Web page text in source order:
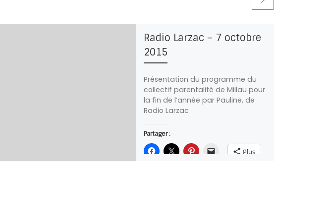
Radio Larzac – 7 octobre
2015
Présentation du programme du
collectif parentalité de Millau pour
la fin de l’année par Pauline, de
Radio Larzac
Partager :
Plus